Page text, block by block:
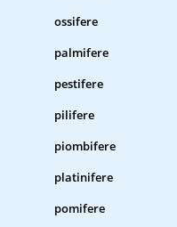
ossifere
palmifere
pestifere
pilifere
piombifere
platinifere
pomifere